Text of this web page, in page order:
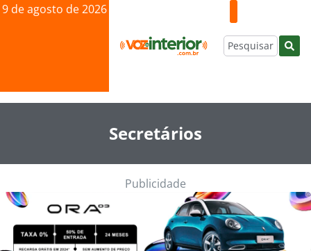
9 de agosto de 2026
Secretários
Publicidade